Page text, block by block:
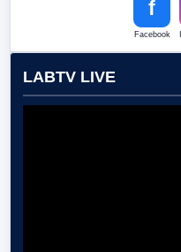
f
Facebook
LABTV LIVE